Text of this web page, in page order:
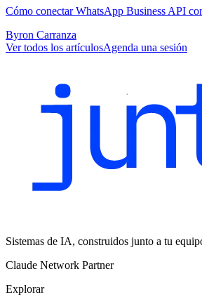
Cómo conectar WhatsApp Business API
Byron Carranza
Ver todos los artículosAgenda una sesión
Sistemas de IA, construidos junto a tu
Claude Network Partner
Explorar